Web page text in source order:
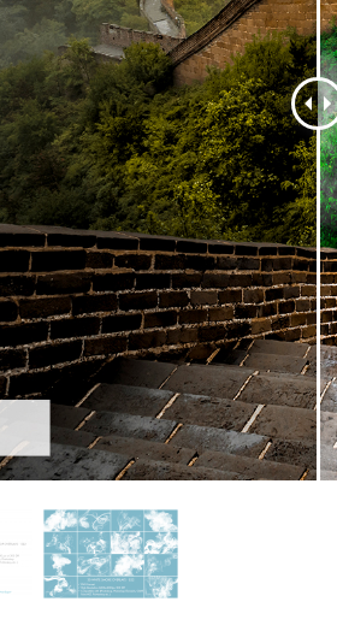
Services de retouche de produits